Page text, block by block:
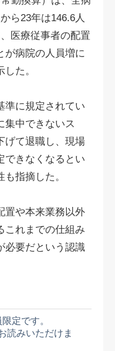
ら23年は146.6人
医療従事者の配置
が病院の人員増に
た。
に規定されてい
集中できないス
げて退職し、現場
できなくなるとい
指摘した。
や本来業務以外
これまでの仕組み
必要だという認識
定です。
読みいただけま